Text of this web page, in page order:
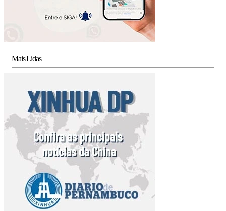
Mais Lidas